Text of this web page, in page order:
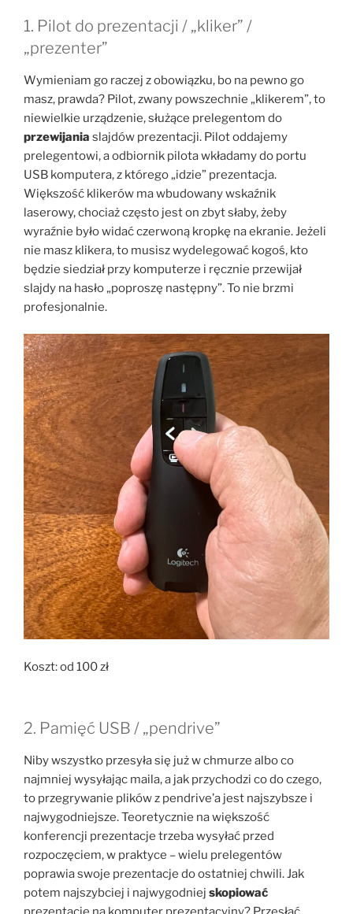
1. Pilot do prezentacji / „kliker” /
„prezenter”
Wymieniam go raczej z obowiązku, bo na pewno go
masz, prawda? Pilot, zwany powszechnie „klikerem”, to
niewielkie urządzenie, służące prelegentom do
przewijania slajdów prezentacji. Pilot oddajemy
prelegentowi, a odbiornik pilota wkładamy do portu
USB komputera, z którego „idzie” prezentacja.
Większość klikerów ma wbudowany wskaźnik
laserowy, chociaż często jest on zbyt słaby, żeby
wyraźnie było widać czerwoną kropkę na ekranie. Jeżeli
nie masz klikera, to musisz wydelegować kogoś, kto
będzie siedział przy komputerze i ręcznie przewijał
slajdy na hasło „poproszę następny”. To nie brzmi
profesjonalnie.
Koszt: od 100 zł
2. Pamięć USB / „pendrive”
Niby wszystko przesyła się już w chmurze albo co
najmniej wysyłając maila, a jak przychodzi co do czego,
to przegrywanie plików z pendrive’a jest najszybsze i
najwygodniejsze. Teoretycznie na większość
konferencji prezentacje trzeba wysyłać przed
rozpoczęciem, w praktyce – wielu prelegentów
poprawia swoje prezentacje do ostatniej chwili. Jak
potem najszybciej i najwygodniej skopiować